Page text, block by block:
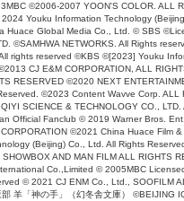
©2006-2007 YOON'S COLOR. ALL
Youku Information Technology
Huace Global Media Co., Ltd. © SBS
©SAMHWA NETWORKS. All Rights
rights reserved ©KBS ©[2023] Youku
CJ E&M CORPORATION, ALL
RESERVED ©2020 NEXT
©2023 Content Wavve Corp. ALL
SCIENCE & TECHNOLOGY CO., LTD.
Official Fanclub © 2019 Warner Bros.
©2021 China Huace Film
(Beijing) Co., Ltd. All Rights
AND MAN FILM ALL RIGHTS
Co.,Limited © 2005MBC
© 2021 CJ ENM Co., Ltd., SOOFILM
羊「神の手」（幻冬舎文庫） ©BEIJING